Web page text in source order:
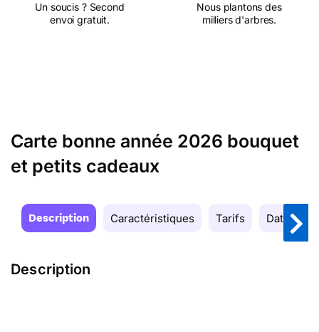
Un soucis ? Second
envoi gratuit.
Nous plantons des
milliers d'arbres.
Carte bonne année 2026 bouquet
et petits cadeaux
Description Caractéristiques Tarifs Date de
Description